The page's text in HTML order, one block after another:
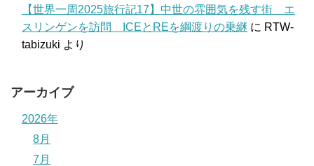
【世界一周2025旅行記17】中世の雰囲気を残す街 エ
スリンゲンを訪問 ICEとREを綱渡りの乗継 に RTW-
tabizuki より
アーカイブ
2026年
8月
7月